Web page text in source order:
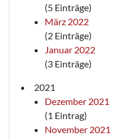
(5 Einträge)
März 2022
(2 Einträge)
Januar 2022
(3 Einträge)
2021
Dezember 2021
(1 Eintrag)
November 2021